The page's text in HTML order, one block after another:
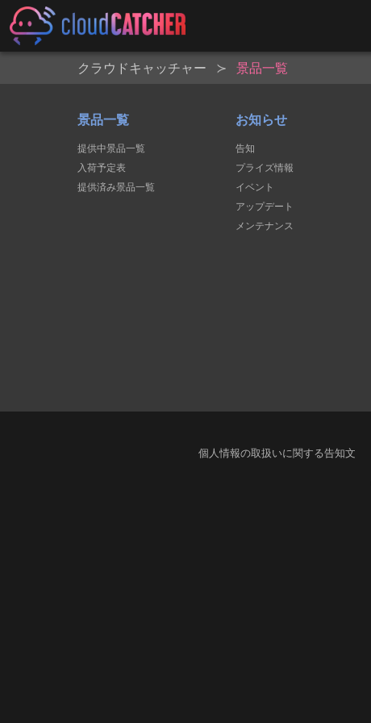
クラウドキャッチャー 景品一覧
景品一覧
提供中景品一覧
入荷予定表
提供済み景品一覧
お知らせ
告知
プライズ情報
イベント
アップデート
メンテナンス
個人情報の取扱いに関する告知文